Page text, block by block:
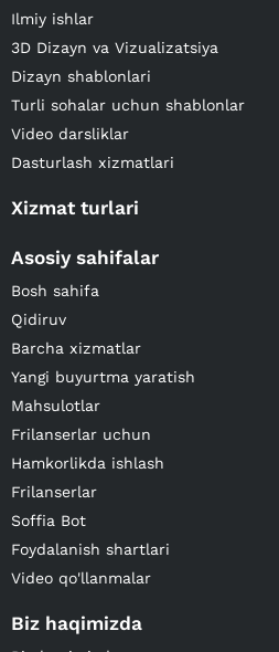
Ilmiy ishlar
3D Dizayn va Vizualizatsiya
Dizayn shablonlari
Turli sohalar uchun shablonlar
Video darsliklar
Dasturlash xizmatlari
Xizmat turlari
Asosiy sahifalar
Bosh sahifa
Qidiruv
Barcha xizmatlar
Yangi buyurtma yaratish
Mahsulotlar
Frilanserlar uchun
Hamkorlikda ishlash
Frilanserlar
Soffia Bot
Foydalanish shartlari
Video qo'llanmalar
Biz haqimizda